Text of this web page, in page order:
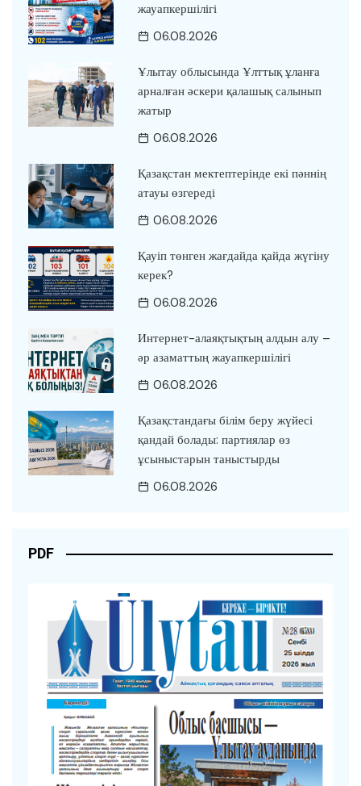
жауапкершілігі
06.08.2026
Ұлытау облысында Ұлттық ұланға
арналған әскери қалашық салынып
жатыр
06.08.2026
Қазақстан мектептерінде екі пәннің
атауы өзгереді
06.08.2026
Қауіп төнген жағдайда қайда жүгіну
керек?
06.08.2026
Интернет-алаяқтықтың алдын алу –
әр азаматтың жауапкершілігі
06.08.2026
Қазақстандағы білім беру жүйесі
қандай болады: партиялар өз
ұсыныстарын таныстырды
06.08.2026
PDF